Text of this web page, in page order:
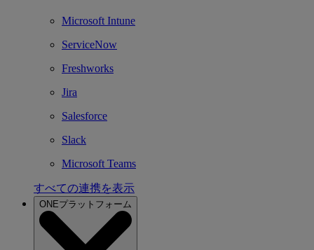
Microsoft Intune
ServiceNow
Freshworks
Jira
Salesforce
Slack
Microsoft Teams
すべての連携を表示
ONEプラットフォーム